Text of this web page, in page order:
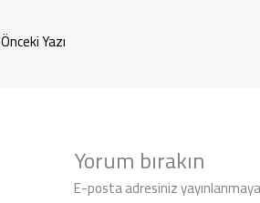
Önceki Yazı
Yorum bırakın
E-posta adresiniz